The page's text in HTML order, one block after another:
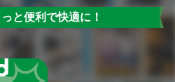
と便利で快適に！